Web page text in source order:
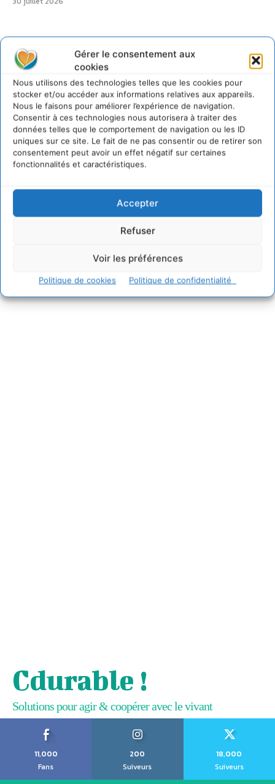
Gérer le consentement aux
cookies
Nous utilisons des technologies telles que les cookies pour
stocker et/ou accéder aux informations relatives aux appareils.
Nous le faisons pour améliorer l’expérience de navigation.
Consentir à ces technologies nous autorisera à traiter des
données telles que le comportement de navigation ou les ID
uniques sur ce site. Le fait de ne pas consentir ou de retirer son
consentement peut avoir un effet négatif sur certaines
fonctionnalités et caractéristiques.
Accepter
Refuser
Voir les préférences
Politique de cookies Politique de confidentialité
@cdurableinfo
273Suiveurs
Cdurable !
Solutions pour agir & coopérer avec le vivant
11,000
Fans
200
Suiveurs
18,000
Suiveurs